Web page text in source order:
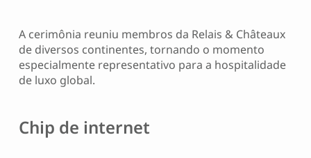
A cerimônia reuniu membros da Relais & Châteaux
de diversos continentes, tornando o momento
especialmente representativo para a hospitalidade
de luxo global.
Chip de internet